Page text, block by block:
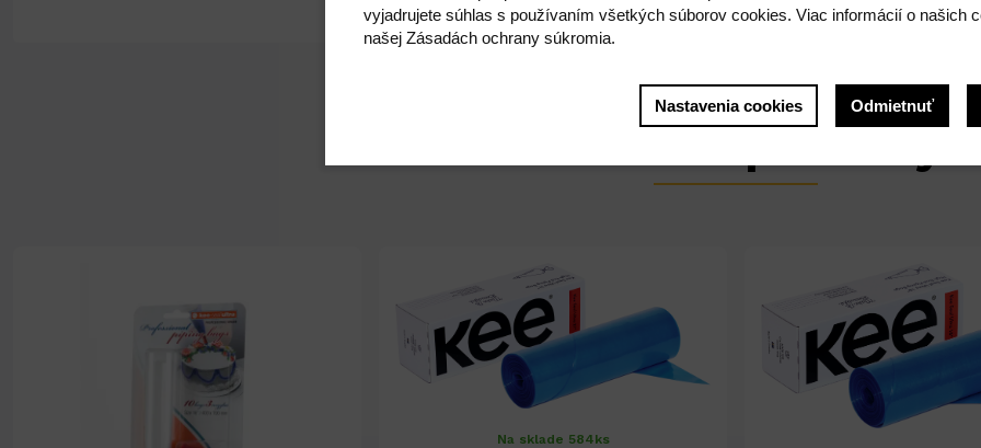
Na sklade 584ks
vyjadrujete súhlas s používaním všetkých súborov cookies. Viac informácií o našich
našej Zásadách ochrany súkromia.
Nastavenia cookies Odmietnuť